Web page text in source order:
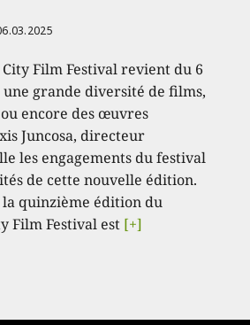
Film Festival revient du 6
une grande diversité de films,
encore des œuvres
Juncosa, directeur
les engagements du festival
de cette nouvelle édition.
la quinzième édition du
Film Festival est [+]